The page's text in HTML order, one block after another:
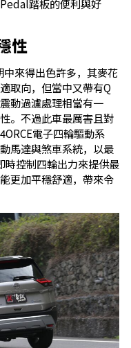
踏板的便利與好
性
來得出色許多，其麥花
取向，但當中又帶有Q
動過濾處理相當有一
。不過此車最厲害且對
電子四輪驅動系
馬達與煞車系統，以最
時控制四輪出力來提供最
更加平穩舒適，帶來令